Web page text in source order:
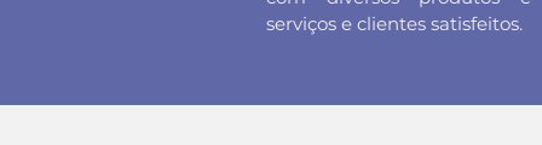
serviços e clientes satisfeitos.